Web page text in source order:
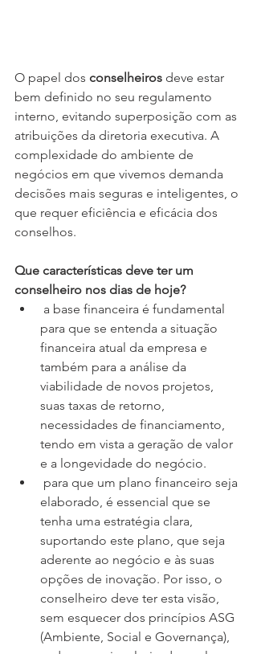
O papel dos conselheiros deve estar
bem definido no seu regulamento
interno, evitando superposição com as
atribuições da diretoria executiva. A
complexidade do ambiente de
negócios em que vivemos demanda
decisões mais seguras e inteligentes, o
que requer eficiência e eficácia dos
conselhos.
Que características deve ter um
conselheiro nos dias de hoje?
para que se entenda a situação
financeira atual da empresa e
também para a análise da
viabilidade de novos projetos,
suas taxas de retorno,
necessidades de financiamento,
tendo em vista a geração de valor
e a longevidade do negócio.
elaborado, é essencial que se
tenha uma estratégia clara,
suportando este plano, que seja
aderente ao negócio e às suas
opções de inovação. Por isso, o
conselheiro deve ter esta visão,
sem esquecer dos princípios ASG
(Ambiente, Social e Governança),